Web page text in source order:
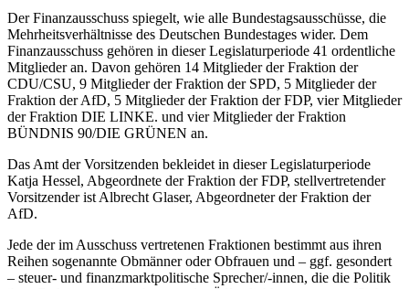
Der Finanzausschuss spiegelt, wie alle Bundestagsausschüsse, die
Mehrheitsverhältnisse des Deutschen Bundestages wider. Dem
Finanzausschuss gehören in dieser Legislaturperiode 41 ordentliche
Mitglieder an. Davon gehören 14 Mitglieder der Fraktion der
CDU/CSU, 9 Mitglieder der Fraktion der SPD, 5 Mitglieder der
Fraktion der AfD, 5 Mitglieder der Fraktion der FDP, vier Mitglieder
der Fraktion DIE LINKE. und vier Mitglieder der Fraktion
BÜNDNIS 90/DIE GRÜNEN an.
Das Amt der Vorsitzenden bekleidet in dieser Legislaturperiode
Katja Hessel, Abgeordnete der Fraktion der FDP, stellvertretender
Vorsitzender ist Albrecht Glaser, Abgeordneter der Fraktion der
AfD.
Jede der im Ausschuss vertretenen Fraktionen bestimmt aus ihren
Reihen sogenannte Obmänner oder Obfrauen und – ggf. gesondert
– steuer- und finanzmarktpolitische Sprecher/-innen, die die Politik